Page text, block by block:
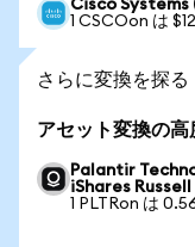
Cisco Systems
1 CSCOon は
さらに変換を探る
アセット変換の高
Palantir
iShares
1 PLTRon は